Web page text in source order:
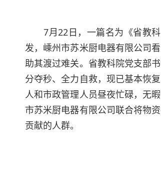
7月22日，一篇名为《省教
发，嵊州市苏米厨电器有限公司
助其渡过难关。省教科院党支部
分夺秒、全力自救，现已基本恢
人和市政管理人员昼夜忙碌，无
市苏米厨电器有限公司联合将物
贡献的人群。